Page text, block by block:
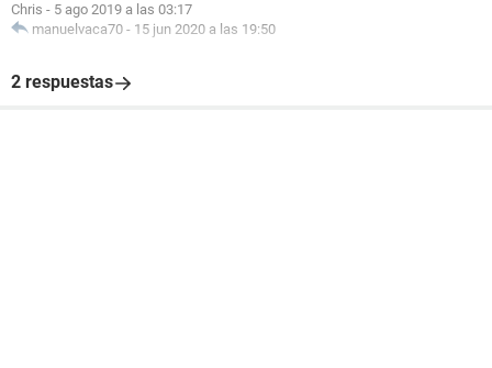
Chris - 5 ago 2019 a las 03:17
manuelvaca70 - 15 jun 2020 a las 19:50
2 respuestas